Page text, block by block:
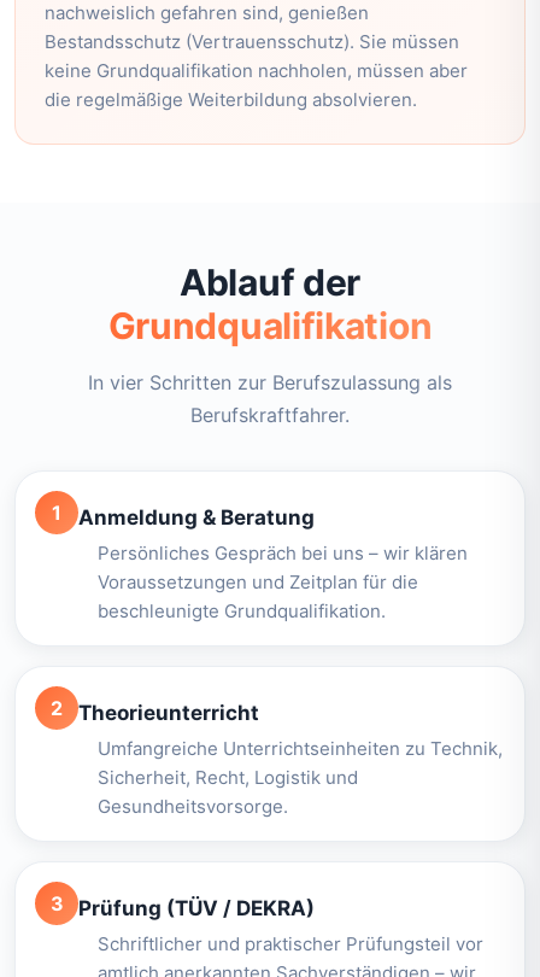
nachweislich gefahren sind, genießen
Bestandsschutz (Vertrauensschutz). Sie müssen
keine Grundqualifikation nachholen, müssen aber
die regelmäßige Weiterbildung absolvieren.
Ablauf der
Grundqualifikation
In vier Schritten zur Berufszulassung als
Berufskraftfahrer.
1 Anmeldung & Beratung
Persönliches Gespräch bei uns – wir klären
Voraussetzungen und Zeitplan für die
beschleunigte Grundqualifikation.
2 Theorieunterricht
Umfangreiche Unterrichtseinheiten zu Technik,
Sicherheit, Recht, Logistik und
Gesundheitsvorsorge.
3 Prüfung (TÜV / DEKRA)
Schriftlicher und praktischer Prüfungsteil vor